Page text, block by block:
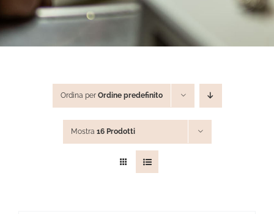
STEVE ANGELI
EXPERIENCE
BLOG
Ordina per Ordine predefinito
Mostra 16 Prodotti